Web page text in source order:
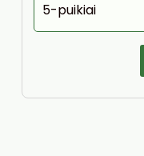
5-puikiai